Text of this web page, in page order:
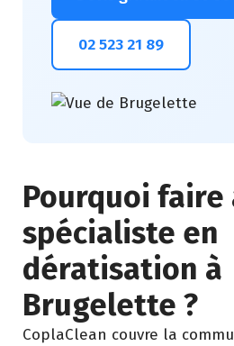
02 523 21 89
Pourquoi faire
spécialiste en
dératisation à
Brugelette ?
CoplaClean couvre la